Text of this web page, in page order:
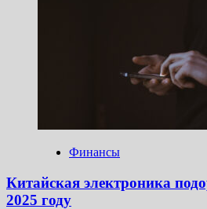
Финансы
Китайская электроника
2025 году